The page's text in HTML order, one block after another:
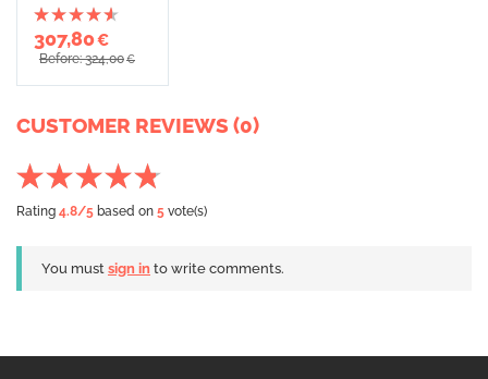
307,80€
Before: 324,00€
CUSTOMER REVIEWS (0)
Rating 4.8/5 based on 5 vote(s)
You must sign in to write comments.